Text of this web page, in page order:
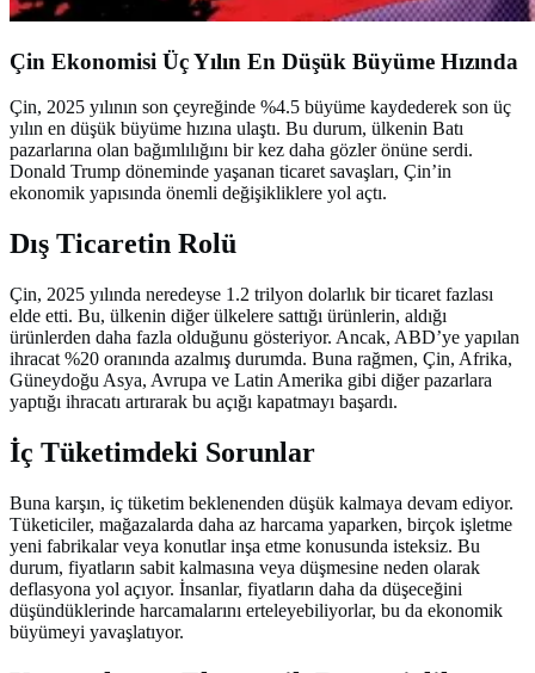
Çin Ekonomisi Üç Yılın En Düşük Büyüme Hızında
Çin, 2025 yılının son çeyreğinde %4.5 büyüme kaydederek son üç
yılın en düşük büyüme hızına ulaştı. Bu durum, ülkenin Batı
pazarlarına olan bağımlılığını bir kez daha gözler önüne serdi.
Donald Trump döneminde yaşanan ticaret savaşları, Çin’in
ekonomik yapısında önemli değişikliklere yol açtı.
Dış Ticaretin Rolü
Çin, 2025 yılında neredeyse 1.2 trilyon dolarlık bir ticaret fazlası
elde etti. Bu, ülkenin diğer ülkelere sattığı ürünlerin, aldığı
ürünlerden daha fazla olduğunu gösteriyor. Ancak, ABD’ye yapılan
ihracat %20 oranında azalmış durumda. Buna rağmen, Çin, Afrika,
Güneydoğu Asya, Avrupa ve Latin Amerika gibi diğer pazarlara
yaptığı ihracatı artırarak bu açığı kapatmayı başardı.
İç Tüketimdeki Sorunlar
Buna karşın, iç tüketim beklenenden düşük kalmaya devam ediyor.
Tüketiciler, mağazalarda daha az harcama yaparken, birçok işletme
yeni fabrikalar veya konutlar inşa etme konusunda isteksiz. Bu
durum, fiyatların sabit kalmasına veya düşmesine neden olarak
deflasyona yol açıyor. İnsanlar, fiyatların daha da düşeceğini
düşündüklerinde harcamalarını erteleyebiliyorlar, bu da ekonomik
büyümeyi yavaşlatıyor.